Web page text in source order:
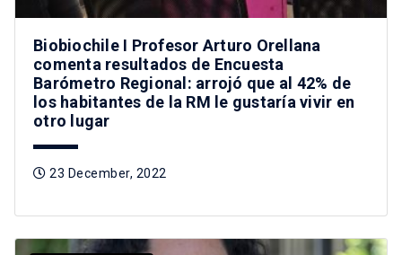
Biobiochile I Profesor Arturo Orellana
comenta resultados de Encuesta
Barómetro Regional: arrojó que al 42% de
los habitantes de la RM le gustaría vivir en
otro lugar
23 December, 2022